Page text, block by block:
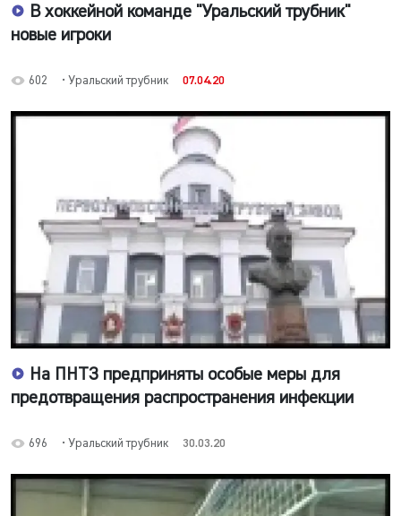
В хоккейной команде "Уральский трубник"
новые игроки
602 • Уральский трубник 07.04.20
На ПНТЗ предприняты особые меры для
предотвращения распространения инфекции
696 • Уральский трубник 30.03.20